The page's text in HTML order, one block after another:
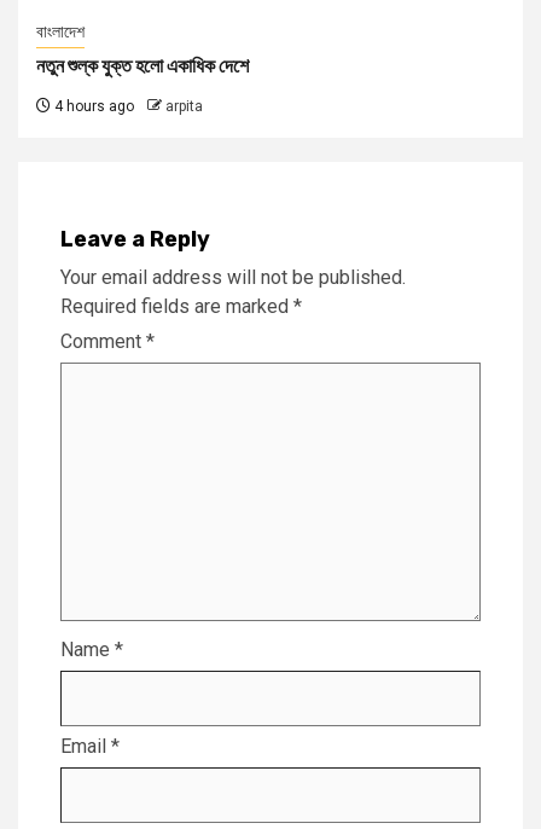
বাংলাদেশ
নতুন শুল্ক যুক্ত হলো একাধিক দেশে
4 hours ago arpita
Leave a Reply
Your email address will not be published.
Required fields are marked *
Comment *
Name *
Email *